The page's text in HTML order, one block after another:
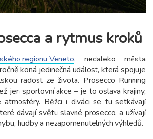
a rytmus kroků
regionu Veneto, nedaleko města
koná jedinečná událost, která spojuje
radost ze života. Prosecco Running
jen sportovní akce – je to oslava krajiny,
atmosféry. Běžci i diváci se tu setkávají
dávají světu slavné prosecco, a užívají
hudby a nezapomenutelných výhledů.